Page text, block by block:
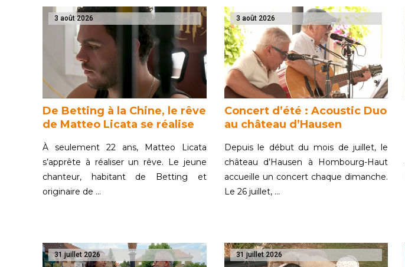
3 août 2026
De Betting à la Chine, le rêve
de Matteo Licata se réalise
À seulement 22 ans, Matteo Licata
s’apprête à réaliser un rêve. Le jeune
chanteur, habitant de Betting et
originaire de …
3 août 2026
Concert d’été : Acoustic Duo
au château d’Hausen
Depuis le début du mois de juillet, le
château d’Hausen à Hombourg-Haut
accueille un concert chaque dimanche.
Le 26 juillet, …
31 juillet 2026 31 juillet 2026